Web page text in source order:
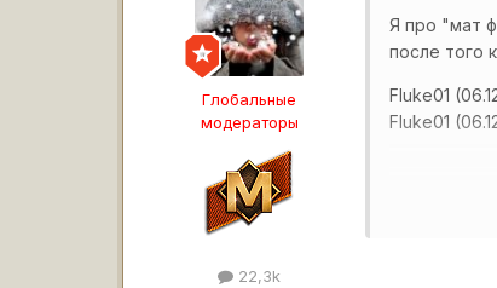
Глобальные
модераторы
22,3k
Я про "мат
после того
Fluke01
Fluke01
леста